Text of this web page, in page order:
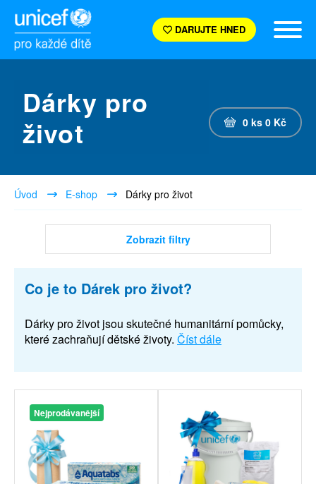
DARUJTE HNED
Dárky pro
život
0 ks 0 Kč
Úvod E-shop Dárky pro život
Zobrazit filtry
Co je to Dárek pro život?
Dárky pro život jsou skutečné humanitární pomůcky,
které zachraňují dětské životy. Číst dále
Nejprodávanější